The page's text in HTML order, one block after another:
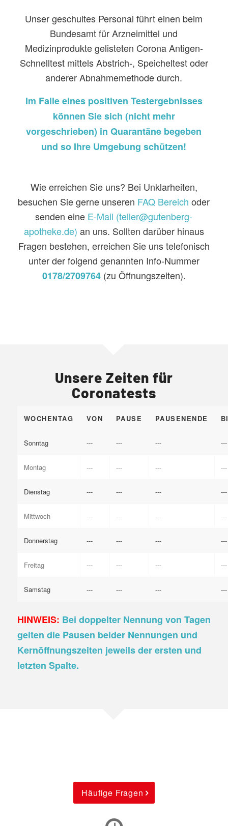
Unser geschultes Personal führt einen beim
Bundesamt für Arzneimittel und
Medizinprodukte gelisteten Corona Antigen-
Schnelltest mittels Abstrich-, Speicheltest oder
anderer Abnahmemethode durch.
Im Falle eines positiven Testergebnisses
können Sie sich (nicht mehr
vorgeschrieben) in Quarantäne begeben
und so Ihre Umgebung schützen!
Wie erreichen Sie uns? Bei Unklarheiten,
besuchen Sie gerne unseren FAQ Bereich oder
senden eine E-Mail (teller@gutenberg-
apotheke.de) an uns. Sollten darüber hinaus
Fragen bestehen, erreichen Sie uns telefonisch
unter der folgend genannten Info-Nummer
0178/2709764 (zu Öffnungszeiten).
Unsere Zeiten für
Coronatests
WOCHENTAG VON PAUSE PAUSENENDE
Sonntag --- --- --- ---
Montag --- --- --- ---
Dienstag --- --- --- ---
Mittwoch --- --- --- ---
Donnerstag --- --- --- ---
Freitag --- --- --- ---
Samstag --- --- --- ---
HINWEIS: Bei doppelter Nennung von Tagen
gelten die Pausen beider Nennungen und
Kernöffnungszeiten jeweils der ersten und
letzten Spalte.
Häufige Fragen